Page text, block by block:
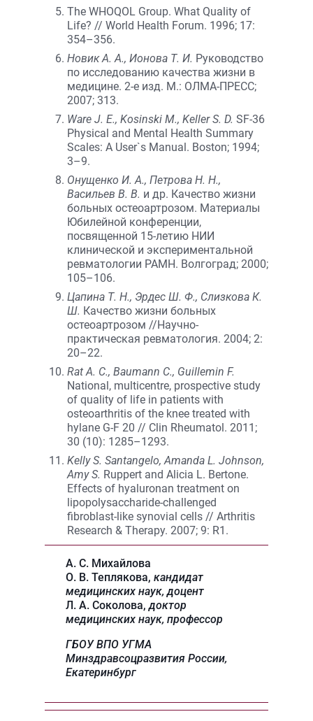
The WHOQOL Group. What Quality of
Life? // World Health Forum. 1996; 17:
354–356.
Новик А. А., Ионова Т. И. Руководство
по исследованию качества жизни в
медицине. 2-е изд. М.: ОЛМА-ПРЕСС;
2007; 313.
Ware J. E., Kosinski M., Keller S. D. SF-36
Physical and Mental Health Summary
Scales: A User`s Manual. Boston; 1994;
3–9.
Онущенко И. А., Петрова Н. Н.,
Васильев В. В. и др. Качество жизни
больных остеоартрозом. Материалы
Юбилейной конференции,
посвященной 15-летию НИИ
клинической и экспериментальной
ревматологии РАМН. Волгоград; 2000;
105–106.
Цапина Т. Н., Эрдес Ш. Ф., Слизкова К.
Ш. Качество жизни больных
остеоартрозом //Научно-
практическая ревматология. 2004; 2:
20–22.
Rat A. C., Baumann C., Guillemin F.
National, multicentre, prospective study
of quality of life in patients with
osteoarthritis of the knee treated with
hylane G-F 20 // Clin Rheumatol. 2011;
30 (10): 1285–1293.
Kelly S. Santangelo, Amanda L. Johnson,
Amy S. Ruppert and Alicia L. Bertone.
Effects of hyaluronan treatment on
lipopolysaccharide-challenged
fibroblast-like synovial cells // Arthritis
Research & Therapy. 2007; 9: R1.
А. С. Михайлова
О. В. Теплякова, кандидат
медицинских наук, доцент
Л. А. Соколова,доктор
медицинских наук, профессор
ГБОУ ВПО УГМА
Минздравсоцразвития России,
Екатеринбург